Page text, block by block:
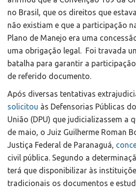
no Brasil, que os direitos que
não existiam e que a participação
Plano de Manejo era uma
uma obrigação legal. Foi travada
batalha para garantir a
de referido documento.
Após diversas tentativas
solicitou às Defensorias Públicas
União (DPU) que judicializassem a
de maio, o Juiz Guilherme Roman
Justiça Federal de Paranaguá,
civil pública. Segundo a
terá que disponibilizar às
tradicionais os documentos e